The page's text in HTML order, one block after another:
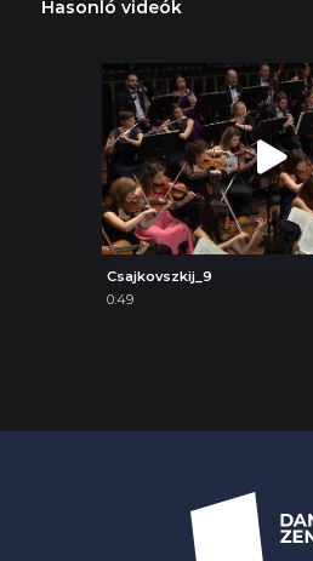
Hasonló videók
Csajkovszkij_9
0:49